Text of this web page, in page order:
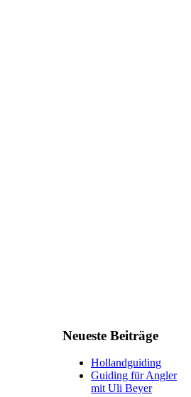
Neueste Beiträge
Hollandguiding
Guiding für Angler
mit Uli Beyer